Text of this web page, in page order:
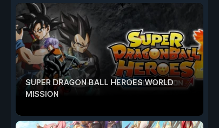
SUPER DRAGON BALL HEROES WORLD
MISSION